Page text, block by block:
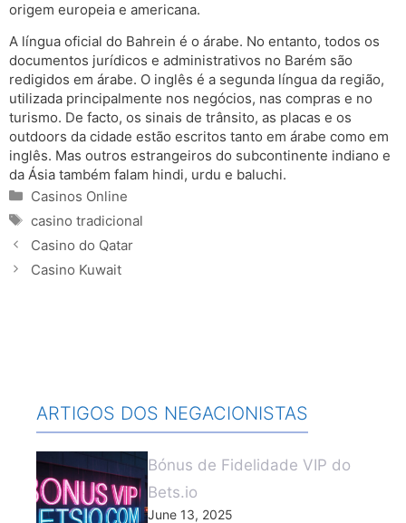
origem europeia e americana.
A língua oficial do Bahrein é o árabe. No entanto, todos os
documentos jurídicos e administrativos no Barém são
redigidos em árabe. O inglês é a segunda língua da região,
utilizada principalmente nos negócios, nas compras e no
turismo. De facto, os sinais de trânsito, as placas e os
outdoors da cidade estão escritos tanto em árabe como em
inglês. Mas outros estrangeiros do subcontinente indiano e
da Ásia também falam hindi, urdu e baluchi.
Categories
Casinos Online
Tags
casino tradicional
Casino do Qatar
Casino Kuwait
ARTIGOS DOS NEGACIONISTAS
Bónus de Fidelidade VIP do
Bets.io
June 13, 2025